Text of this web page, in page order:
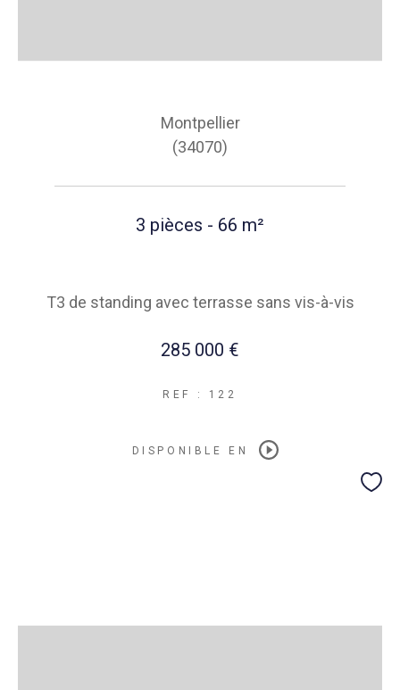
Montpellier
(34070)
3 pièces - 66 m²
T3 de standing avec terrasse sans vis-à-vis
285 000 €
REF : 122
DISPONIBLE EN